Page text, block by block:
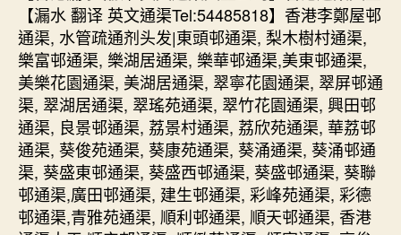
【漏水 翻译 英文通渠Tel:54485818】香港李鄭屋邨
通渠, 水管疏通剂头发|東頭邨通渠, 梨木樹村通渠,
樂富邨通渠, 樂湖居通渠, 樂華邨通渠,美東邨通渠,
美樂花園通渠, 美湖居通渠, 翠寧花園通渠, 翠屏邨通
渠, 翠湖居通渠, 翠瑤苑通渠, 翠竹花園通渠, 興田邨
通渠, 良景邨通渠, 荔景村通渠, 荔欣苑通渠, 華荔邨
通渠, 葵俊苑通渠, 葵康苑通渠, 葵涌通渠, 葵涌邨通
渠, 葵盛東邨通渠, 葵盛西邨通渠, 葵盛邨通渠, 葵聯
邨通渠,廣田邨通渠, 建生邨通渠, 彩峰苑通渠, 彩德
邨通渠,青雅苑通渠, 順利邨通渠, 順天邨通渠, 香港